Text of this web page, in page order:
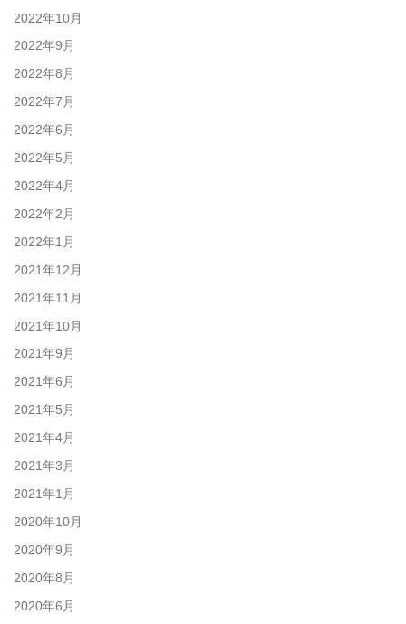
2022年10月
2022年9月
2022年8月
2022年7月
2022年6月
2022年5月
2022年4月
2022年2月
2022年1月
2021年12月
2021年11月
2021年10月
2021年9月
2021年6月
2021年5月
2021年4月
2021年3月
2021年1月
2020年10月
2020年9月
2020年8月
2020年6月